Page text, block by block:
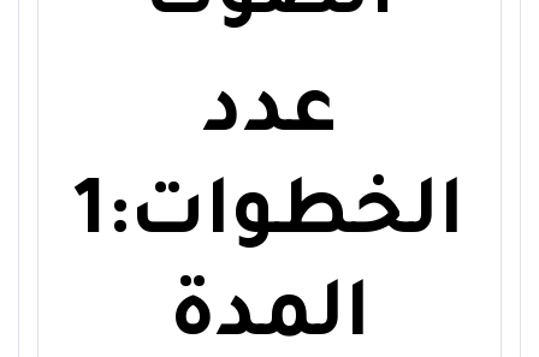
عدد
الخطوات:1
المدة